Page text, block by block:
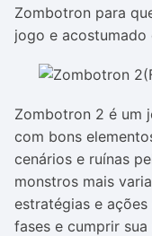
Zombotron para
jogo e acostumado
Zombotron 2 é um
com bons
cenários e ruínas
monstros mais
estratégias e
fases e cumprir sua